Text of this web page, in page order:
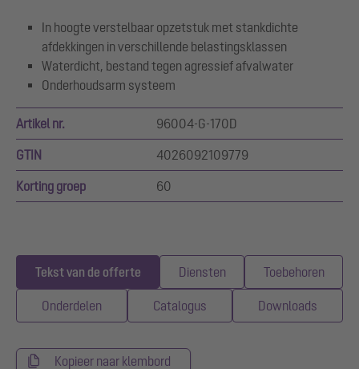
In hoogte verstelbaar opzetstuk met stankdichte
afdekkingen in verschillende belastingsklassen
Waterdicht, bestand tegen agressief afvalwater
Onderhoudsarm systeem
Artikel nr. 96004-G-170D
GTIN 4026092109779
Korting groep 60
Tekst van de offerte Diensten Toebehoren
Onderdelen Catalogus Downloads
Kopieer naar klembord